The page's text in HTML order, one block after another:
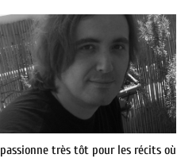
passionne très tôt pour les récits